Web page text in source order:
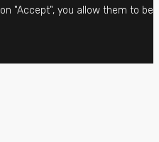
"Accept", you allow them to be